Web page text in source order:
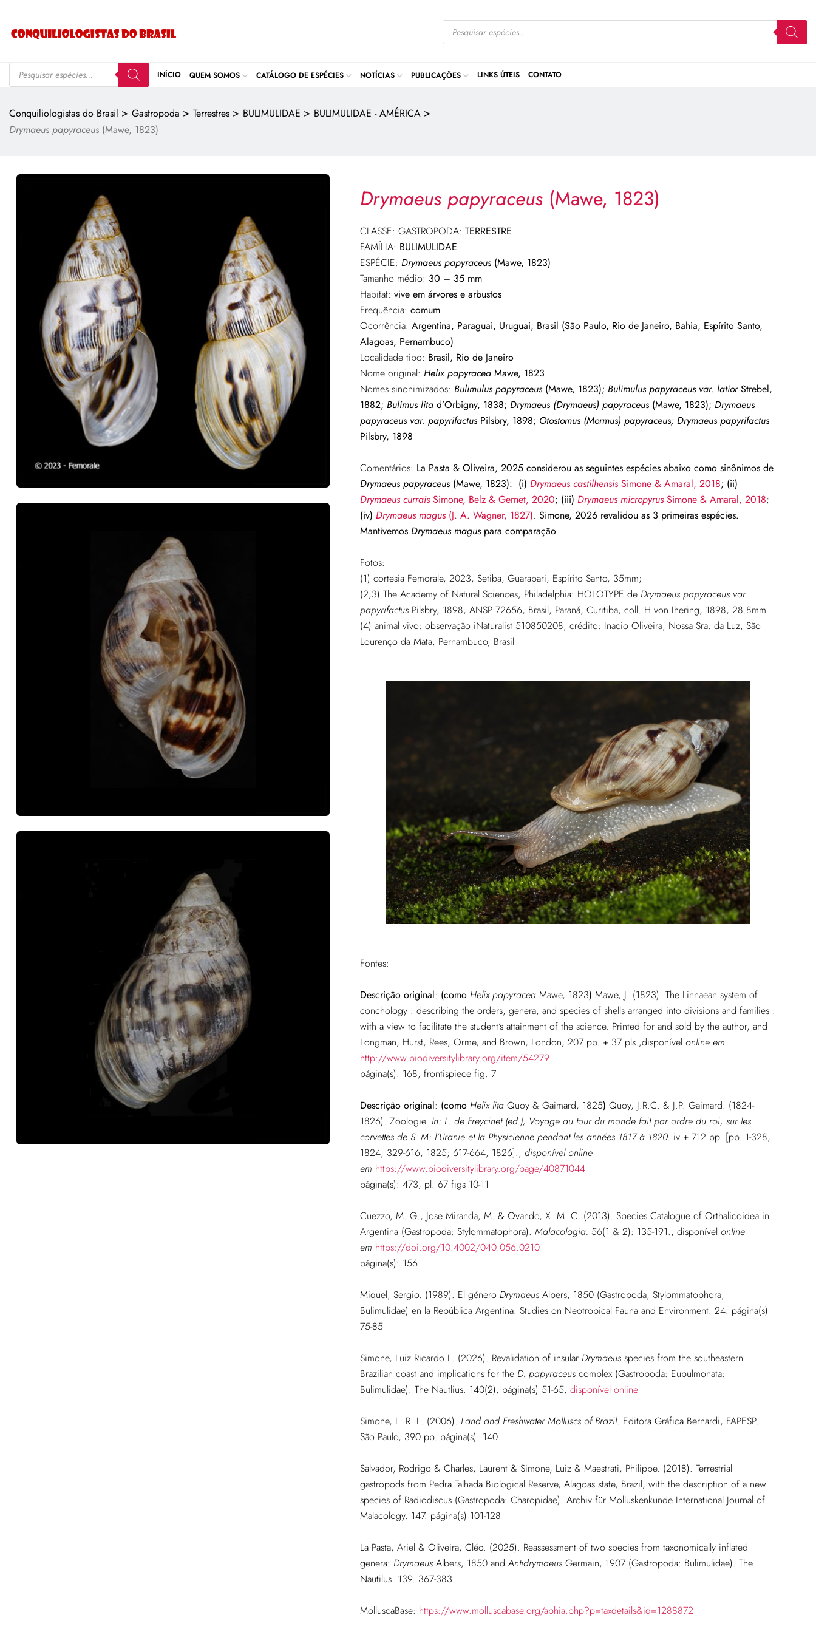
INÍCIO QUEM SOMOS CATÁLOGO DE ESPÉCIES NOTÍCIAS PUBLICAÇÕES LINKS ÚTEIS CONTATO
Conquiliologistas do Brasil > Gastropoda > Terrestres > BULIMULIDAE > BULIMULIDAE - AMÉRICA >
Drymaeus papyraceus (Mawe, 1823)
Drymaeus papyraceus(Mawe, 1823)
CLASSE: GASTROPODA: TERRESTRE
FAMÍLIA: BULIMULIDAE
ESPÉCIE: Drymaeus papyraceus(Mawe, 1823)
Tamanho médio: 30 – 35 mm
Habitat: vive em árvores e arbustos
Frequência: comum
Ocorrência: Argentina, Paraguai, Uruguai, Brasil (São Paulo, Rio de Janeiro, Bahia, Espírito Santo,
Alagoas, Pernambuco)
Localidade tipo: Brasil, Rio de Janeiro
Nome original: Helix papyraceaMawe, 1823
Nomes sinonimizados: Bulimulus papyraceus(Mawe, 1823); Bulimulus papyraceus var. latiorStrebel,
1882; Bulimus litad’Orbigny, 1838; Drymaeus (Drymaeus) papyraceus(Mawe, 1823); Drymaeus
papyraceus var. papyrifactusPilsbry, 1898; Otostomus (Mormus) papyraceus; Drymaeus papyrifactus
Pilsbry, 1898
Comentários: La Pasta & Oliveira, 2025 considerou as seguintes espécies abaixo como sinônimos de
Drymaeus papyraceus(Mawe, 1823): (i) Drymaeus castilhensisSimone & Amaral, 2018; (ii)
Drymaeus curraisSimone, Belz & Gernet, 2020; (iii) Drymaeus micropyrusSimone & Amaral, 2018;
(iv) Drymaeus magus(J. A. Wagner, 1827). Simone, 2026 revalidou as 3 primeiras espécies.
Mantivemos Drymaeus maguspara comparação
Fotos:
(1) cortesia Femorale, 2023, Setiba, Guarapari, Espírito Santo, 35mm;
(2,3) The Academy of Natural Sciences, Philadelphia: HOLOTYPE de Drymaeus papyraceus var.
papyrifactusPilsbry, 1898, ANSP 72656, Brasil, Paraná, Curitiba, coll. H von Ihering, 1898, 28.8mm
(4) animal vivo: observação iNaturalist 510850208, crédito: Inacio Oliveira, Nossa Sra. da Luz, São
Lourenço da Mata, Pernambuco, Brasil
Fontes:
Descrição original: (como Helix papyraceaMawe, 1823) Mawe, J. (1823). The Linnaean system of
conchology : describing the orders, genera, and species of shells arranged into divisions and families :
with a view to facilitate the student’s attainment of the science. Printed for and sold by the author, and
Longman, Hurst, Rees, Orme, and Brown, London, 207 pp. + 37 pls.,disponível online em
http://www.biodiversitylibrary.org/item/54279
página(s): 168, frontispiece fig. 7
Descrição original: (como Helix litaQuoy & Gaimard, 1825) Quoy, J.R.C. & J.P. Gaimard. (1824-
1826). Zoologie. In: L. de Freycinet (ed.), Voyage au tour du monde fait par ordre du roi, sur les
corvettes de S. M: l’Uranie et la Physicienne pendant les années 1817 à 1820. iv + 712 pp. [pp. 1-328,
1824; 329-616, 1825; 617-664, 1826]., disponível online
em https://www.biodiversitylibrary.org/page/40871044
página(s): 473, pl. 67 figs 10-11
Cuezzo, M. G., Jose Miranda, M. & Ovando, X. M. C. (2013). Species Catalogue of Orthalicoidea in
Argentina (Gastropoda: Stylommatophora). Malacologia. 56(1 & 2): 135-191., disponível online
em https://doi.org/10.4002/040.056.0210
página(s): 156
Miquel, Sergio. (1989). El géneroDrymaeusAlbers, 1850 (Gastropoda, Stylommatophora,
Bulimulidae) en la República Argentina. Studies on Neotropical Fauna and Environment. 24. página(s)
75-85
Simone, Luiz Ricardo L. (2026). Revalidation of insular Drymaeusspecies from the southeastern
Brazilian coast and implications for the D. papyraceuscomplex (Gastropoda: Eupulmonata:
Bulimulidae). The Nautlius. 140(2), página(s) 51-65, disponível online
Simone, L. R. L. (2006). Land and Freshwater Molluscs of Brazil. Editora Gráfica Bernardi, FAPESP.
São Paulo, 390 pp. página(s): 140
Salvador, Rodrigo & Charles, Laurent & Simone, Luiz & Maestrati, Philippe. (2018). Terrestrial
gastropods from Pedra Talhada Biological Reserve, Alagoas state, Brazil, with the description of a new
species of Radiodiscus (Gastropoda: Charopidae). Archiv für Molluskenkunde International Journal of
Malacology. 147. página(s) 101-128
La Pasta, Ariel & Oliveira, Cléo. (2025). Reassessment of two species from taxonomically inflated
genera: DrymaeusAlbers, 1850 and AntidrymaeusGermain, 1907 (Gastropoda: Bulimulidae). The
Nautilus. 139. 367-383
MolluscaBase: https://www.molluscabase.org/aphia.php?p=taxdetails&id=1288872